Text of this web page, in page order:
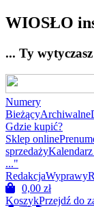
WIOSŁO
... Ty
Numery
BieżącyArchiwalne
Gdzie kupić?
Sklep online
sprzedaży
..."
RedakcjaWyprawy
0,00 zł
KoszykPrzejdź do